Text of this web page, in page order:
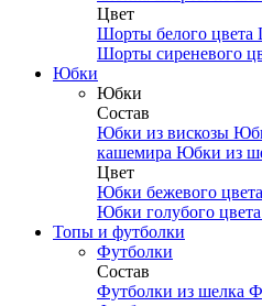
Цвет
Шорты белого цвета
Шорты сиреневого
Юбки
Юбки
Состав
Юбки из вискозы
кашемира Юбки из
Цвет
Юбки бежевого цвета
Юбки голубого цвета
Топы и футболки
Футболки
Состав
Футболки из шелка